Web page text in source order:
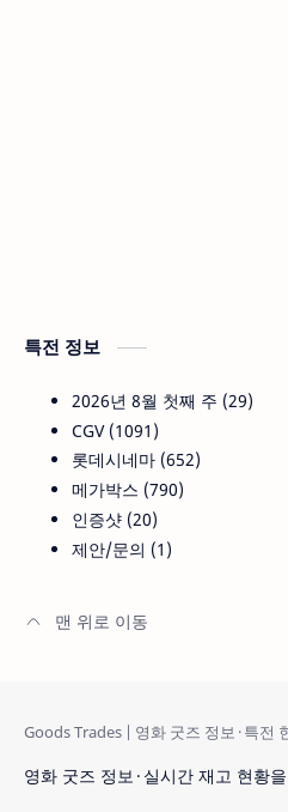
특전 정보
2026년 8월 첫째 주 29
CGV 1091
롯데시네마 652
메가박스 790
인증샷 20
제안/문의
1
영화 굿즈 정보 · 실시간 재고 현황